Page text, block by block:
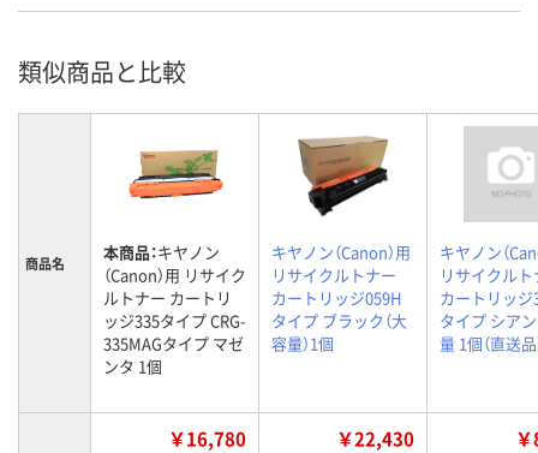
類似商品と比較
商品名 本商品：キヤノン
（Canon）用 リサイク
ルトナー カートリ
ッジ335タイプ CRG-
335MAGタイプ マゼ
ンタ 1個
キヤノン（Canon）用
リサイクルトナー
カートリッジ059H
タイプ ブラック（大
容量）1個
キヤノン（
リサイクル
カートリッジ
タイプ シア
量 1個（直送品
￥16,780 ￥22,430